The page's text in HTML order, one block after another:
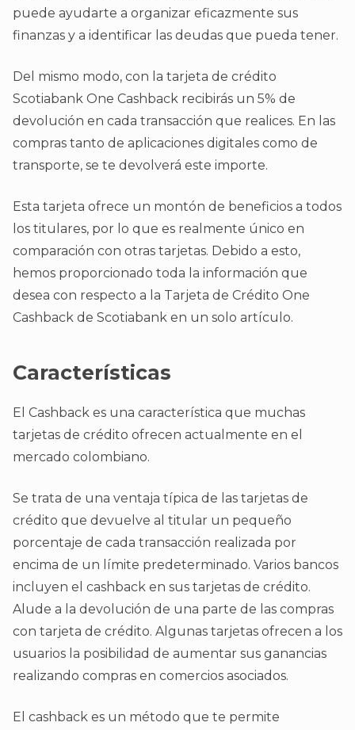
puede ayudarte a organizar eficazmente sus
finanzas y a identificar las deudas que pueda tener.
Del mismo modo, con la tarjeta de crédito
Scotiabank One Cashback recibirás un 5% de
devolución en cada transacción que realices. En las
compras tanto de aplicaciones digitales como de
transporte, se te devolverá este importe.
Esta tarjeta ofrece un montón de beneficios a todos
los titulares, por lo que es realmente único en
comparación con otras tarjetas. Debido a esto,
hemos proporcionado toda la información que
desea con respecto a la Tarjeta de Crédito One
Cashback de Scotiabank en un solo artículo.
Características
El Cashback es una característica que muchas
tarjetas de crédito ofrecen actualmente en el
mercado colombiano.
Se trata de una ventaja típica de las tarjetas de
crédito que devuelve al titular un pequeño
porcentaje de cada transacción realizada por
encima de un límite predeterminado. Varios bancos
incluyen el cashback en sus tarjetas de crédito.
Alude a la devolución de una parte de las compras
con tarjeta de crédito. Algunas tarjetas ofrecen a los
usuarios la posibilidad de aumentar sus ganancias
realizando compras en comercios asociados.
El cashback es un método que te permite